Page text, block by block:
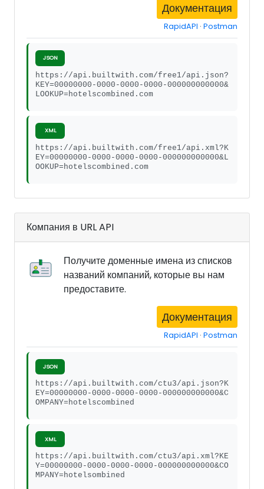
Документация
RapidAPI · Postman
JSON
https://api.builtwith.com/free1/api.json?
KEY=00000000-0000-0000-0000-000000000000&
LOOKUP=hotelscombined.com
XML
https://api.builtwith.com/free1/api.xml?K
EY=00000000-0000-0000-0000-000000000000&L
OOKUP=hotelscombined.com
Компания в URL API
Получите доменные имена из списков
названий компаний, которые вы нам
предоставите.
Документация
RapidAPI · Postman
JSON
https://api.builtwith.com/ctu3/api.json?K
EY=00000000-0000-0000-0000-000000000000&C
OMPANY=hotelscombined
XML
https://api.builtwith.com/ctu3/api.xml?KE
Y=00000000-0000-0000-0000-000000000000&CO
MPANY=hotelsombined